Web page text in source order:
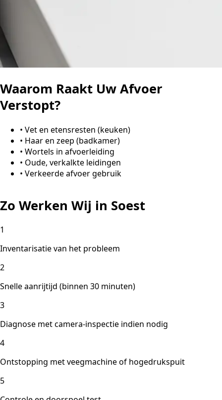
Waarom Raakt Uw Afvoer
Verstopt?
• Vet en etensresten (keuken)
• Haar en zeep (badkamer)
• Wortels in afvoerleiding
• Oude, verkalkte leidingen
• Verkeerde afvoer gebruik
Zo Werken Wij in Soest
1
Inventarisatie van het probleem
2
Snelle aanrijtijd (binnen 30 minuten)
3
Diagnose met camera-inspectie indien nodig
4
Ontstopping met veegmachine of hogedrukspuit
5